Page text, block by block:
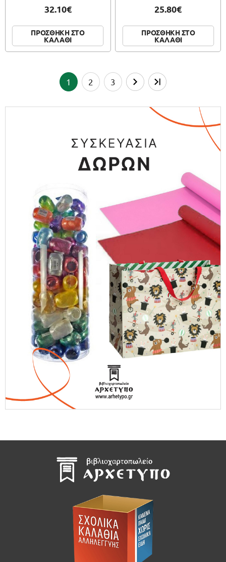
32.10€
ΠΡΟΣΘΗΚΗ ΣΤΟ
ΚΑΛΑΘΙ
25.80€
ΠΡΟΣΘΗΚΗ ΣΤΟ
ΚΑΛΑΘΙ
1 2 3